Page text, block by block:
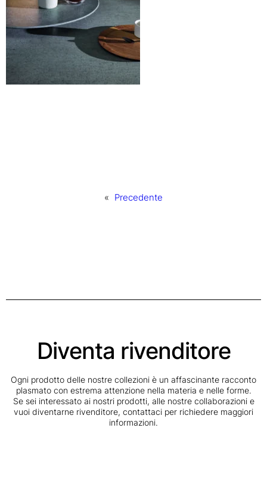
« Precedente
Diventa rivenditore
Ogni prodotto delle nostre collezioni è un affascinante racconto
plasmato con estrema attenzione nella materia e nelle forme.
Se sei interessato ai nostri prodotti, alle nostre collaborazioni e
vuoi diventarne rivenditore, contattaci per richiedere maggiori
informazioni.